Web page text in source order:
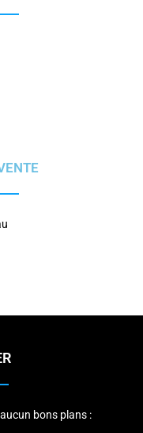
bons plans :